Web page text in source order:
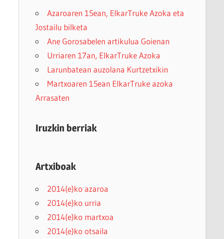
Azaroaren 15ean, ElkarTruke Azoka eta
Jostailu bilketa
Ane Gorosabelen artikulua Goienan
Urriaren 17an, ElkarTruke Azoka
Larunbatean auzolana Kurtzetxikin
Martxoaren 15ean ElkarTruke azoka
Arrasaten
Iruzkin berriak
Artxiboak
2014(e)ko azaroa
2014(e)ko urria
2014(e)ko martxoa
2014(e)ko otsaila